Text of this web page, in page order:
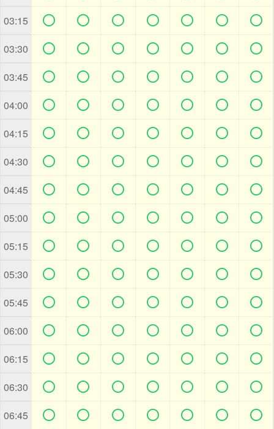
03:15       
03:30       
03:45       
04:00       
04:15       
04:30       
04:45       
05:00       
05:15       
05:30       
05:45       
06:00       
06:15       
06:30       
06:45       